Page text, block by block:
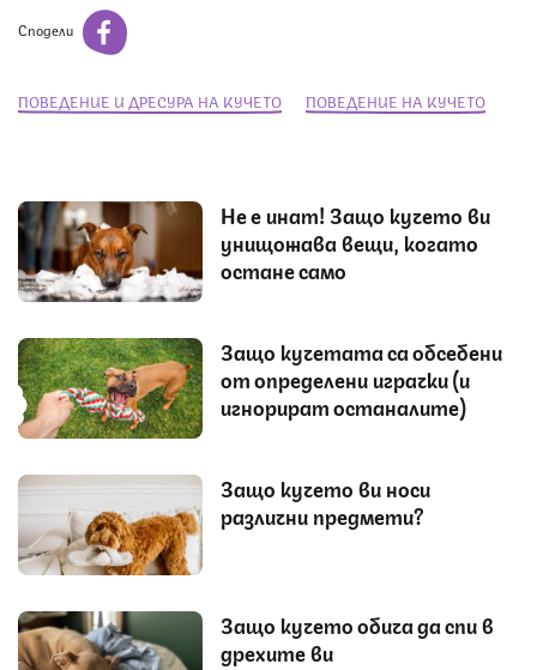
Сподели
ПОВЕДЕНИЕ И ДРЕСУРА НА КУЧЕТО ПОВЕДЕНИЕ НА КУЧЕТО
Не е инат! Защо кучето ви
унищожава вещи, когато
остане само
Защо кучетата са обсебени
от определени играчки (и
игнорират останалите)
Защо кучето ви носи
различни предмети?
Защо кучето обича да спи в
дрехите ви